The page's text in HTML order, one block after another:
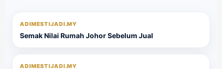
ADIMESTIJADI.MY
Semak Nilai Rumah Johor Sebelum Jual
ADIMESTIJADI.MY